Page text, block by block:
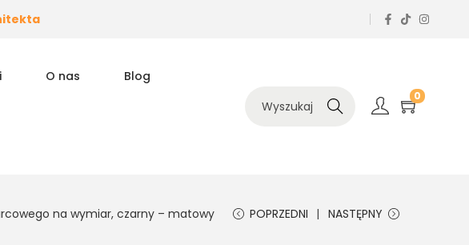
O nas Blog
Szukaj
0
na wymiar, czarny – matowy POPRZEDNI NASTĘPNY